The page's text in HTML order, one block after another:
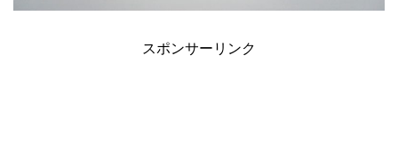
スポンサーリンク